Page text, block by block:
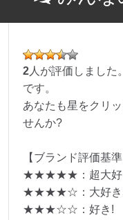
2 人が評価しました
です。
あなたも星をクリ
せんか?
【ブランド評価基準
★★★★★：超大好
★★★★☆：大好き
★★★☆☆：好き!